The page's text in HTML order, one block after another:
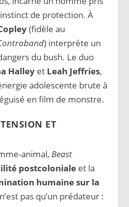
de protection. À
(fidèle au
) interprète un
du bush. Le duo
Halley et Leah Jeffries,
adolescente brute à
en film de monstre.
ET
animal,Beast
postcoloniale et la
humaine sur la
pas qu’un prédateur :